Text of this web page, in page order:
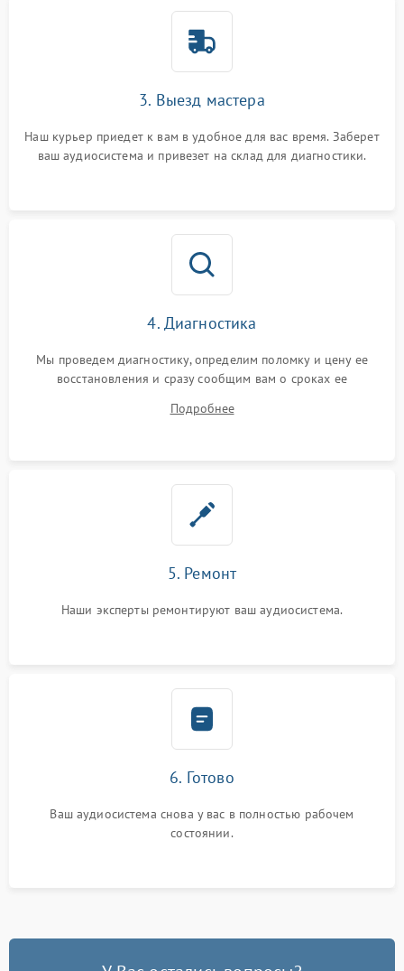
3. Выезд мастера
Наш курьер приедет к вам в удобное для вас время. Заберет
ваш аудиосистема и привезет на склад для диагностики.
4. Диагностика
Мы проведем диагностику, определим поломку и цену ее
восстановления и сразу сообщим вам о сроках ее
Подробнее
5. Ремонт
Наши эксперты ремонтируют ваш аудиосистема.
6. Готово
Ваш аудиосистема снова у вас в полностью рабочем
состоянии.